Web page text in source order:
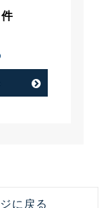
件
に戻る